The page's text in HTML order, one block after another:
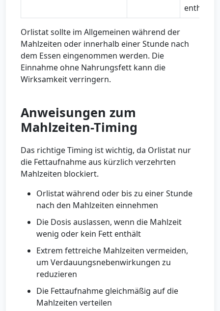
enthält
Orlistat sollte im Allgemeinen während der
Mahlzeiten oder innerhalb einer Stunde nach
dem Essen eingenommen werden. Die
Einnahme ohne Nahrungsfett kann die
Wirksamkeit verringern.
Anweisungen zum
Mahlzeiten-Timing
Das richtige Timing ist wichtig, da Orlistat nur
die Fettaufnahme aus kürzlich verzehrten
Mahlzeiten blockiert.
Orlistat während oder bis zu einer Stunde
nach den Mahlzeiten einnehmen
Die Dosis auslassen, wenn die Mahlzeit
wenig oder kein Fett enthält
Extrem fettreiche Mahlzeiten vermeiden,
um Verdauungsnebenwirkungen zu
reduzieren
Die Fettaufnahme gleichmäßig auf die
Mahlzeiten verteilen